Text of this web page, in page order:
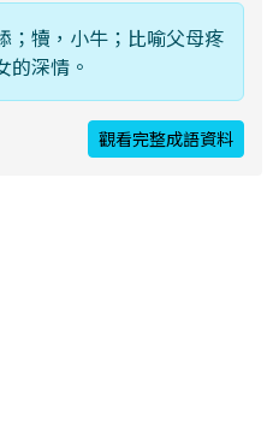
；犢，小牛；比喻父母疼
的深情。
觀看完整成語資料